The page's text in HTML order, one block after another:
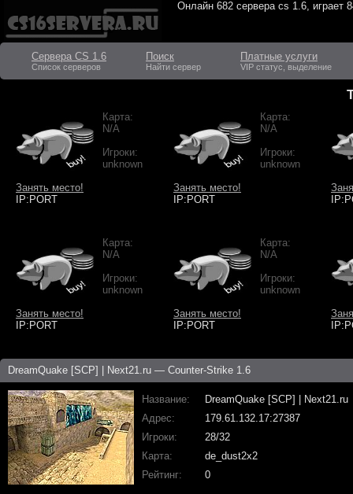
Онлайн 682 сервера cs 1.6, играет
Сервера CS 1.6
Список серверов
Поиск
Найти сервер
Платные услуги
VIP статус, выделение
Карта:
N/A
Игроки:
unknown
Занять место!
IP:PORT
Карта:
N/A
Игроки:
unknown
Занять место!
IP:PORT
Карта:
N/A
Игроки:
unknown
Занять место!
IP:PORT
Карта:
N/A
Игроки:
unknown
Занять место!
IP:PORT
DreamQuake [SCP] | Next21.ru — Counter-Strike 1.6
Название
DreamQuake [SCP] | Next21.ru
Адрес
179.61.132.17:27387
Игроки
28/32
Карта
de_dust2x2
Рейтинг
0